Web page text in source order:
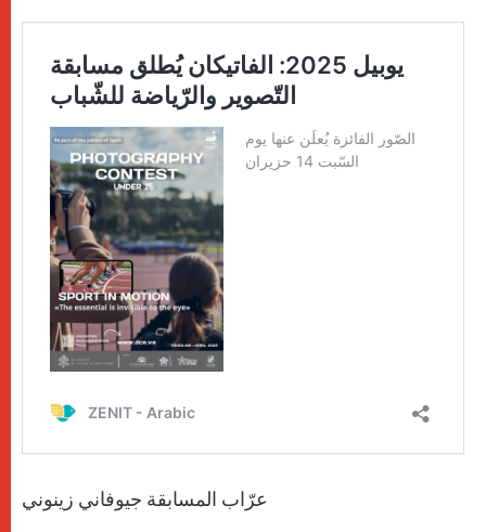
عرّاب المسابقة جيوفاني زينوني